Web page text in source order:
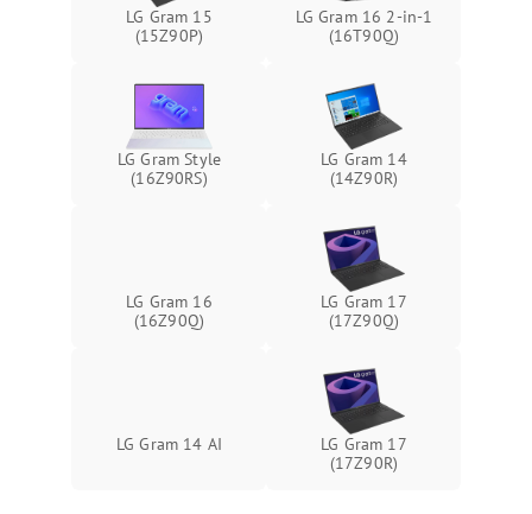
Проблемы Wi‑Fi или
LG Gram 15
(15Z90P)
LG Gram 16 2-in-1
(16T90Q)
LG Gram Style
(16Z90RS)
LG Gram 14
(14Z90R)
LG Gram 16
(16Z90Q)
LG Gram 17
(17Z90Q)
LG Gram 14 AI
LG Gram 17
(17Z90R)